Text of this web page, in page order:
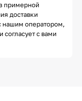
примерной
доставки
нашим оператором,
согласует с вами